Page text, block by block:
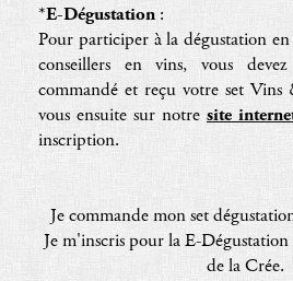
*E-Dégustation:
Pour participer à la dégustation
conseillers en vins, vous
commandé et reçu votre set Vins
vous ensuite sur notre site
inscription.
Je commande mon set
Je m'inscris pour la E-
de la Crée.